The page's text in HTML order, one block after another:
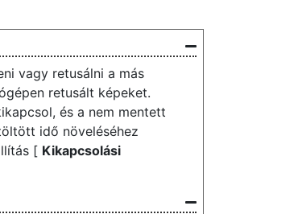
vagy retusálni a más
retusált képeket.
és a nem mentett
idő növeléséhez
[ Kikapcsolási